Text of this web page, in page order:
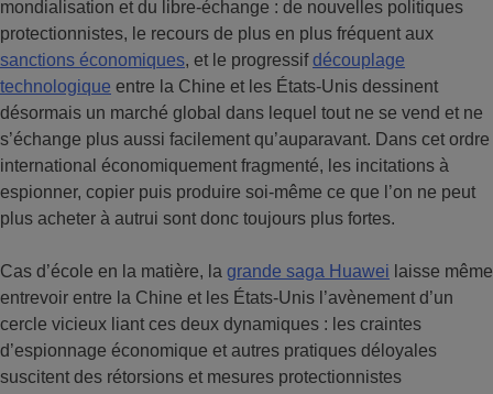
mondialisation et du libre-échange : de nouvelles politiques
protectionnistes, le recours de plus en plus fréquent aux
sanctions économiques, et le progressifdécouplage
technologique entre la Chine et les États-Unis dessinent
désormais un marché global dans lequel tout ne se vend et ne
s’échange plus aussi facilement qu’auparavant. Dans cet ordre
international économiquement fragmenté, les incitations à
espionner, copier puis produire soi-même ce que l’on ne peut
plus acheter à autrui sont donc toujours plus fortes.
Cas d’école en la matière, la grande saga Huawei laisse même
entrevoir entre la Chine et les États-Unis l’avènement d’un
cercle vicieux liant ces deux dynamiques : les craintes
d’espionnage économique et autres pratiques déloyales
suscitent des rétorsions et mesures protectionnistes